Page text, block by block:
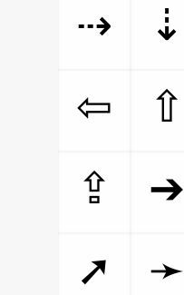
⇢
⇣
⇦
⇧
⇪
➔
➚
➛